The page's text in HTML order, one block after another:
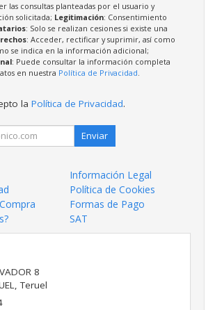
las consultas planteadas por el usuario y
solicitada; Legitimación: Consentimiento
: Solo se realizan cesiones si existe una
: Acceder, rectificar y suprimir, así como
se indica en la información adicional;
: Puede consultar la información completa
en nuestra Política de Privacidad.
la Política de Privacidad.
Enviar
Información Legal
Política de Cookies
Formas de Pago
SAT
8
,Teruel